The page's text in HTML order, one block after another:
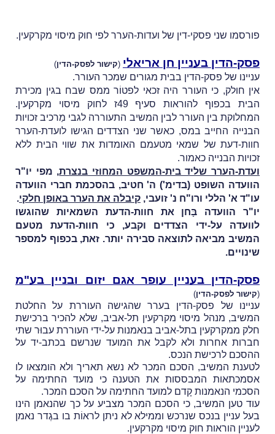
פורסמו שני פסקי-דין של ועדות-הערר לפי חוק מיסוי מקרקעין.
פסק-הדין בעניין חן אריאלי (קישור לפסק-הדין)
עניינו של פסק-הדין בבית מגורים שמכר העורר.
אין חולק, כי העורר היה זכאי לפטוֹר ממס שבח בגין מכירת
הבית בכפוף להוראות סעיף 49ז לחוק מיסוי מקרקעין.
המחלוקת בין העורר לבין המשיב התעוררה לגבי מַרכיב זכויות
הבנייה החייב במס, כאשר שני הצדדים הגישו לועדת-הערר
חוות-דעת של שמאי מטעמם האומדות את שווי הבית ללא
זכויות הבנייה כאמור.
ועדת-הערר שליד בית-המשפט המחוזי בנצרת, מפי יו"ר
הוועדה השופט (בדימ') ה' חטיב, בהסכמת חברי הוועדה
עו"ד א' הללי ורו"ח נ' זועבי, קיבלה את הערר באופן חלקי.
יו"ר הוועדה בָּחן את חוות-הדעת השמאיות שהוגשו
לוועדה על-ידי הצדדים וקבע, כי חוות-הדעת מטעם
המשיב מביאה לתוצאה סבירה יותר. זאת, בכפוף למספר
שינויים.
פסק-הדין בעניין עופר אגם יזום ובניין בע"מ
(קישור לפסק-הדין)
עניינו של פסק-הדין בערר שהגישה העוררת על החלטת
המשיב, מנהל מיסוי מקרקעין תל-אביב, שלא להכיר ברכישת
חלק ממקרקעין בתל-אביב בנאמנות על-ידי העוררת עבוּר שתי
חברות אחרות ולא לקבל את המועד שנרשם בכתב-יד על
ההסכם לרכישת הנכס.
לטענת המשיב, הסכם המכר לא נשא תאריך ולא הומצאו לו
אסמכתאות המבססות את הטענה כי מועד החתימה על
הסכמי הנאמנות קָדם למועד החתימה על הסכם המכר.
עוד טען המשיב, כי הסכם המכר מצביע על כך שהנאמן הינו
בעל עניין בנכס שנרכש וממילא לא ניתן לראוֹת בו בגֶדר נאמן
לעניין הוראות חוק מיסוי מקרקעין.